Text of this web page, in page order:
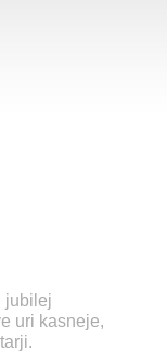
jubilej
uri kasneje,